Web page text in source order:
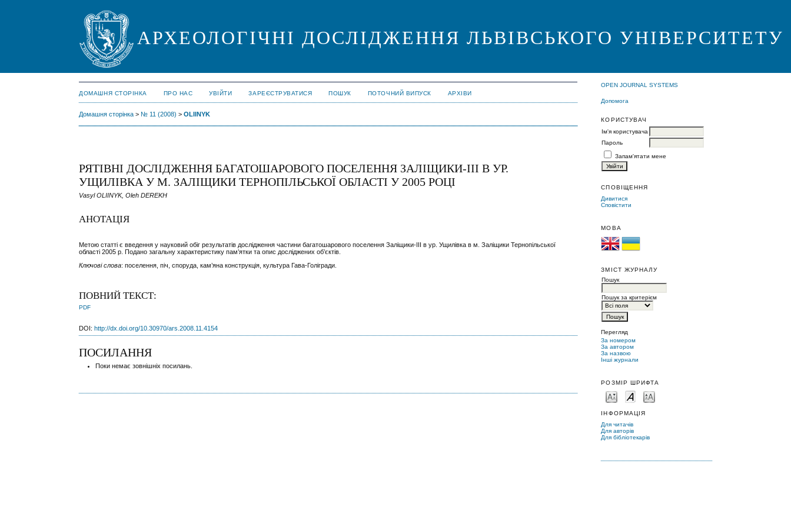
АРХЕОЛОГІЧНІ ДОСЛІДЖЕННЯ ЛЬВІВСЬКОГО УНІВЕРСИТЕТУ
OPEN JOURNAL SYSTEMS
Допомога
КОРИСТУВАЧ
Ім'я користувача
Пароль
Запам'ятати мене
СПОВІЩЕННЯ
Дивитися
Сповістити
МОВА
ЗМІСТ ЖУРНАЛУ
Пошук
Пошук за критерієм
Перегляд
За номером
За автором
За назвою
Інші журнали
РОЗМІР ШРИФТА
ІНФОРМАЦІЯ
Для читачів
Для авторів
Для бібліотекарів
ДОМАШНЯ СТОРІНКА ПРО НАС УВІЙТИ ЗАРЕЄСТРУВАТИСЯ ПОШУК ПОТОЧНИЙ ВИПУСК АРХІВИ
Домашня сторінка > № 11 (2008) >OLIINYK
РЯТІВНІ ДОСЛІДЖЕННЯ БАГАТОШАРОВОГО ПОСЕЛЕННЯ ЗАЛІЩИКИ-ІІІ В УР.
УЩИЛІВКА У М. ЗАЛІЩИКИ ТЕРНОПІЛЬСЬКОЇ ОБЛАСТІ У 2005 РОЦІ
Vasyl OLIINYK, Oleh DEREKH
АНОТАЦІЯ
Метою статті є введення у науковий обіг результатів дослідження частини багатошарового поселення Заліщики-ІІІ в ур. Ущилівка в м. Заліщики Тернопільської
області 2005 р. Подано загальну характеристику пам’ятки та опис досліджених об’єктів.
Ключові слова: поселення, піч, споруда, кам’яна конструкція, культура Гава-Голігради.
ПОВНИЙ ТЕКСТ:
PDF
DOI: http://dx.doi.org/10.30970/ars.2008.11.4154
ПОСИЛАННЯ
Поки немає зовнішніх посилань.